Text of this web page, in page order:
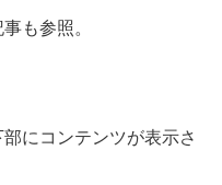
も参照。
にコンテンツが表示さ